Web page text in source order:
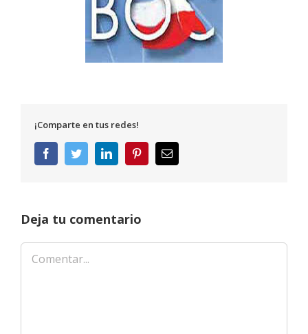
¡Comparte en tus redes!
FacebookTwitterLinkedInPinterestCorreo
electrónico
Deja tu comentario
Comentar